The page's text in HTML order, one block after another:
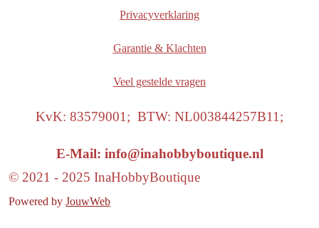
Privacyverklaring
Garantie & Klachten
Veel gestelde vragen
KvK: 83579001; BTW: NL003844257B11;
E-Mail: info@inahobbyboutique.nl
© 2021 - 2025 InaHobbyBoutique
Powered by JouwWeb